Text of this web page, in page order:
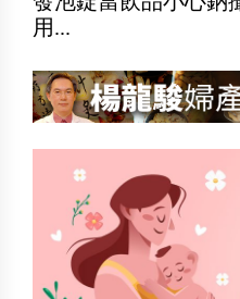
用...